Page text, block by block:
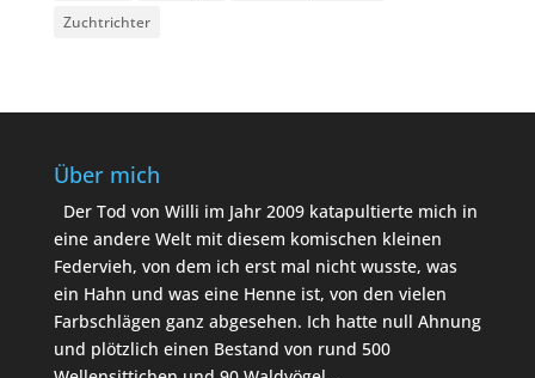
Zuchtrichter
Über mich
Der Tod von Willi im Jahr 2009 katapultierte mich in
eine andere Welt mit diesem komischen kleinen
Federvieh, von dem ich erst mal nicht wusste, was
ein Hahn und was eine Henne ist, von den vielen
Farbschlägen ganz abgesehen. Ich hatte null Ahnung
und plötzlich einen Bestand von rund 500